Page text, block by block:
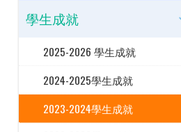
學生成就
2025-2026 學生成就
2024-2025學生成就
2023-2024學生成就